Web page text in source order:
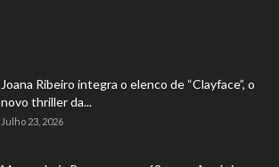
Joana Ribeiro integra o elenco de “Clayface”, o
novo thriller da...
Julho 23, 2026